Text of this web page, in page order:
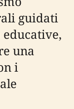
guidati
una
i